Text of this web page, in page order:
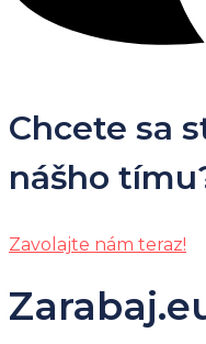
Chcete sa
nášho
Zavolajte nám teraz!